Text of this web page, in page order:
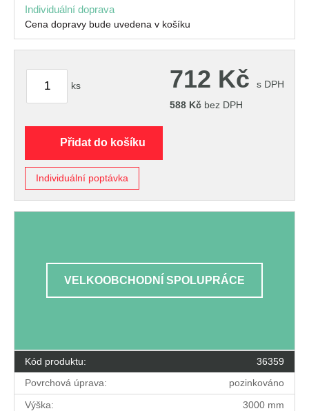
Kód produktu:
36359
Povrchová úprava:
pozinkováno
Výška:
3000 mm
Individuální doprava
Cena dopravy bude uvedena v košíku
ks 712 Kč
s DPH
588 Kč bez DPH
Přidat do košíku
Individuální poptávka
VELKOOBCHODNÍ SPOLUPRÁCE